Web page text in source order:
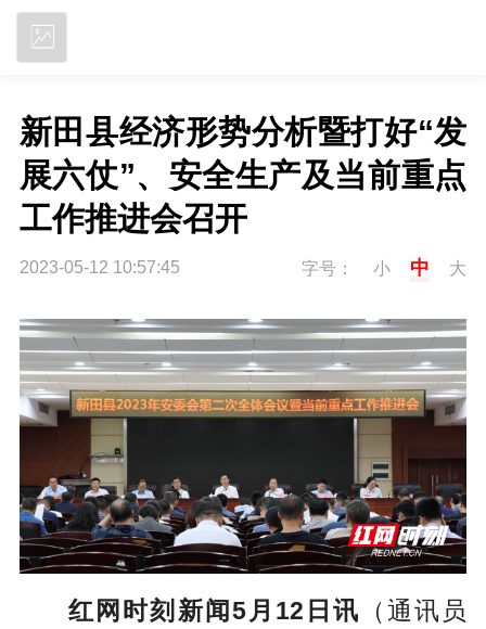
新田县经济形势分析暨打好“发
展六仗”、安全生产及当前重点
工作推进会召开
2023-05-12 10:57:45 字号： 小 中 大
红网时刻新闻5月12日讯 （通讯员